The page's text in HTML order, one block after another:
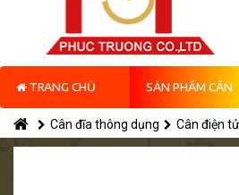
TRANG CHỦ SẢN PHẨM CÂN
Cân đĩa thông dụng Cân điện